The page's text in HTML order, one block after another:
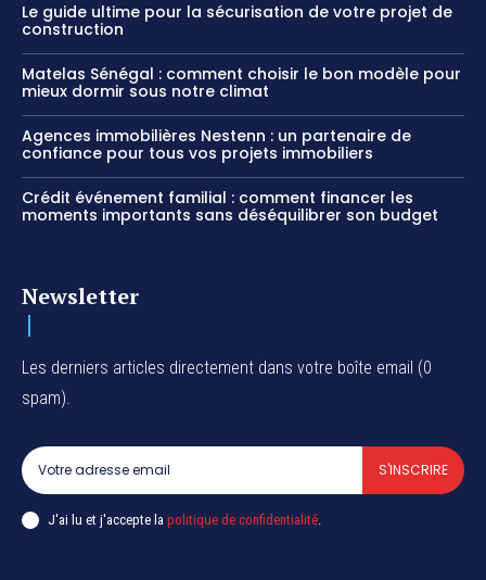
Le guide ultime pour la sécurisation de votre projet de
construction
Matelas Sénégal : comment choisir le bon modèle pour
mieux dormir sous notre climat
Agences immobilières Nestenn : un partenaire de
confiance pour tous vos projets immobiliers
Crédit événement familial : comment financer les
moments importants sans déséquilibrer son budget
Newsletter
Les derniers articles directement dans votre boîte email (0
spam).
S'INSCRIRE
J'ai lu et j'accepte la politique de confidentialité